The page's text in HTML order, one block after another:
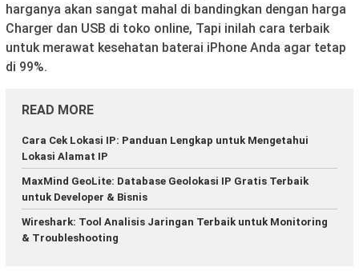
harganya akan sangat mahal di bandingkan dengan harga
Charger dan USB di toko online, Tapi inilah cara terbaik
untuk merawat kesehatan baterai iPhone Anda agar tetap
di 99%.
READ MORE
Cara Cek Lokasi IP: Panduan Lengkap untuk Mengetahui
Lokasi Alamat IP
MaxMind GeoLite: Database Geolokasi IP Gratis Terbaik
untuk Developer & Bisnis
Wireshark: Tool Analisis Jaringan Terbaik untuk Monitoring
& Troubleshooting